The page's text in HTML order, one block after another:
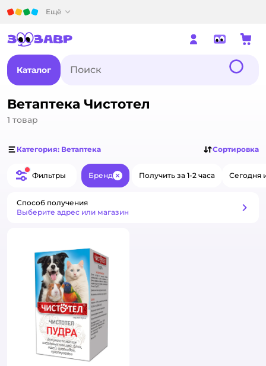
Ещё
Каталог
Ветаптека Чистотел
1 товар
Категория: Ветаптека Сортировка
Фильтры Бренд ЗакрытьПолучить за 1-2 часа Сегодня
Способ получения
Выберите адрес или магазин